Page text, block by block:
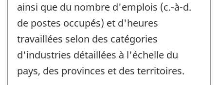
ainsi que du nombre d'emplois (c.-à-d.
de postes occupés) et d'heures
travaillées selon des catégories
d'industries détaillées à l'échelle du
pays, des provinces et des territoires.